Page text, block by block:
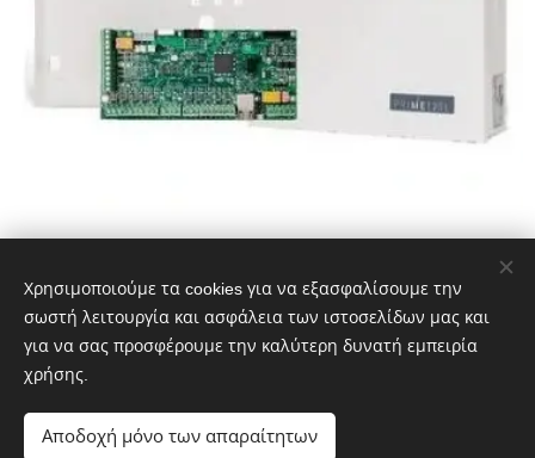
Πίνακας συναγερμού 10 ζωνών, επεκτεινόμενος σε 120, με 20
υποσυστήματα. Δυνατότητα σύνδεσης με
INIM Cloud
. Δέχεται
μέχρι 15 πληκτρολόγια και 40 επεκτάσεις ανά σύστημα
Χρησιμοποιούμε τα cookies για να εξασφαλίσουμε την
σωστή λειτουργία και ασφάλεια των ιστοσελίδων μας και
για να σας προσφέρουμε την καλύτερη δυνατή εμπειρία
χρήσης.
Αποδοχή μόνο των απαραίτητων